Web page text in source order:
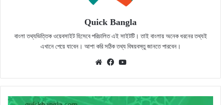
Quick Bangla
বাংলা তথ্যভিত্তিক ওয়েবসাইট হিসেবে পরিচালিত এই সাইটটি। তাই বাংলায় অনেক ধরনের তথ্যই
এখানে পেয়ে যাবেন। আশা করি সঠিক তথ্য বিষয়বস্তু জানতে পারবেন।
WebsiteFacebook
উররব